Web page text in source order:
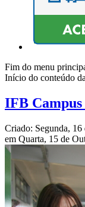
Fim do menu
Início do conteúdo
IFB Campus
Criado: Segunda, 16
em Quarta, 15 de